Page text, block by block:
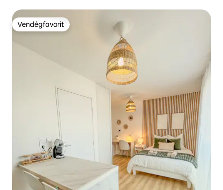
Vendégfavorit
Vendégfavorit